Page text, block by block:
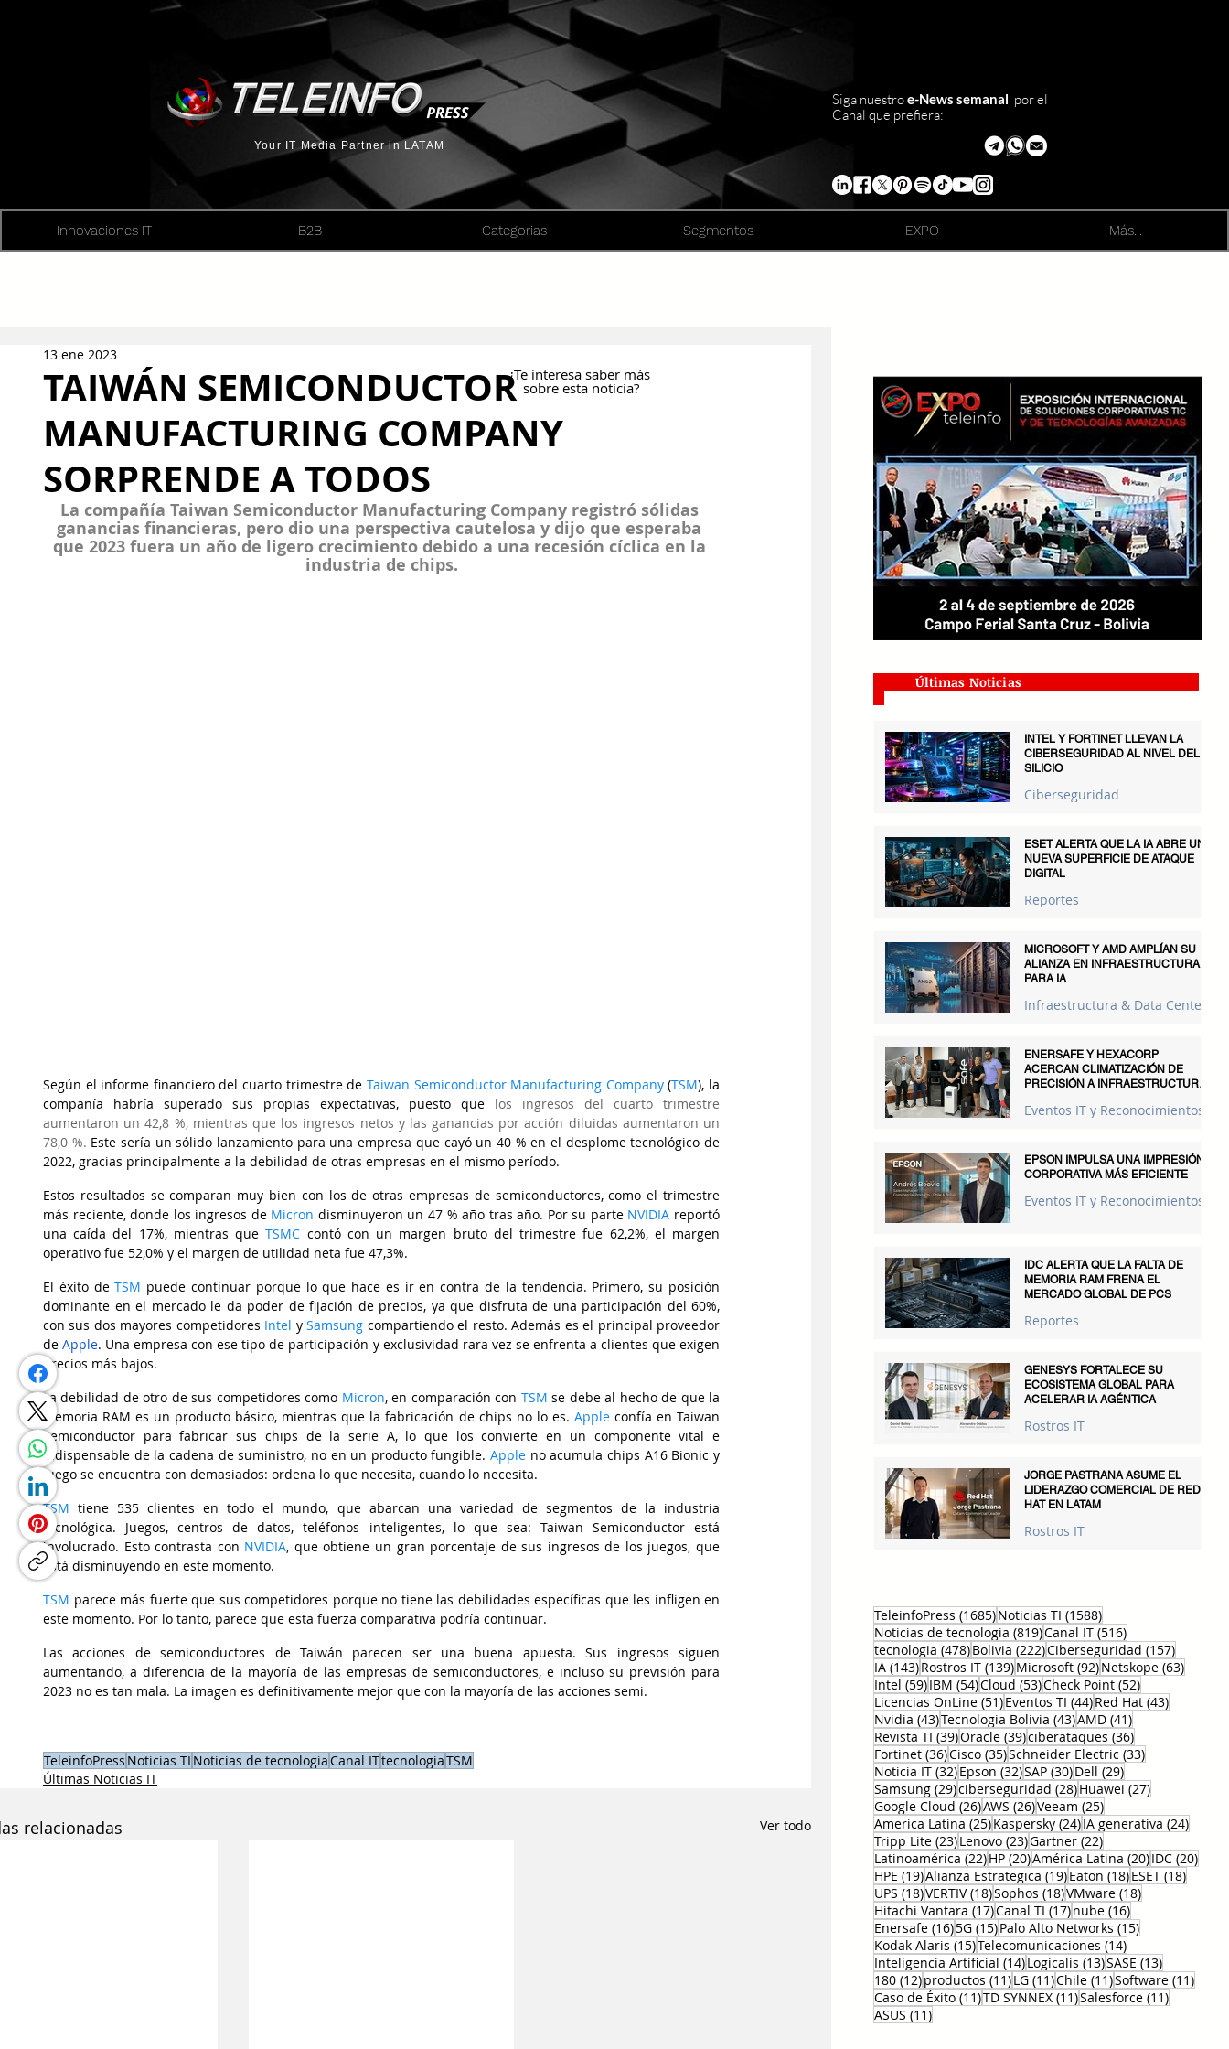
Your IT Media Partner in LATAM
Siga nuestroe-News semanal por el
Canal que prefiera:
Innovaciones IT B2B Categorias Segmentos EXPO Más...
TAIWÁN SEMICONDUCTOR
MANUFACTURING COMPANY
SORPRENDE A TODOS
13 ene 2023
La compañía Taiwan Semiconductor Manufacturing Company registró sólidas
ganancias financieras, pero dio una perspectiva cautelosa y dijo que esperaba
que 2023 fuera un año de ligero crecimiento debido a una recesión cíclica en la
industria de chips.
Según el informe financiero del cuarto trimestre de Taiwan Semiconductor Manufacturing Company (TSM), la
compañía habría superado sus propias expectativas, puesto que los ingresos del cuarto trimestre
aumentaron un 42,8 %, mientras que los ingresos netos y las ganancias por acción diluidas aumentaron un
78,0 %. Este sería un sólido lanzamiento para una empresa que cayó un 40 % en el desplome tecnológico de
2022, gracias principalmente a la debilidad de otras empresas en el mismo período.
Estos resultados se comparan muy bien con los de otras empresas de semiconductores, como el trimestre
más reciente, donde los ingresos de Micron disminuyeron un 47 % año tras año. Por su parte NVIDIA reportó
una caída del 17%, mientras que TSMC contó con un margen bruto del trimestre fue 62,2%, el margen
operativo fue 52,0% y el margen de utilidad neta fue 47,3%.
El éxito de TSM puede continuar porque lo que hace es ir en contra de la tendencia. Primero, su posición
dominante en el mercado le da poder de fijación de precios, ya que disfruta de una participación del 60%,
con sus dos mayores competidores Intel y Samsung compartiendo el resto. Además es el principal proveedor
de Apple. Una empresa con ese tipo de participación y exclusividad rara vez se enfrenta a clientes que exigen
precios más bajos.
La debilidad de otro de sus competidores como Micron, en comparación con TSM se debe al hecho de que la
memoria RAM es un producto básico, mientras que la fabricación de chips no lo es. Apple confía en Taiwan
Semiconductor para fabricar sus chips de la serie A, lo que los convierte en un componente vital e
indispensable de la cadena de suministro, no en un producto fungible. Apple no acumula chips A16 Bionic y
luego se encuentra con demasiados: ordena lo que necesita, cuando lo necesita.
TSM tiene 535 clientes en todo el mundo, que abarcan una variedad de segmentos de la industria
tecnológica. Juegos, centros de datos, teléfonos inteligentes, lo que sea: Taiwan Semiconductor está
involucrado. Esto contrasta con NVIDIA, que obtiene un gran porcentaje de sus ingresos de los juegos, que
está disminuyendo en este momento.
TSM parece más fuerte que sus competidores porque no tiene las debilidades específicas que les infligen en
este momento. Por lo tanto, parece que esta fuerza comparativa podría continuar.
Las acciones de semiconductores de Taiwán parecen ser una buena apuesta. Sus ingresos siguen
aumentando, a diferencia de la mayoría de las empresas de semiconductores, e incluso su previsión para
2023 no es tan mala. La imagen es definitivamente mejor que con la mayoría de las acciones semi.
TeleinfoPress Noticias TI Noticias de tecnologiaCanal ITtecnologiaTSM
Últimas Noticias IT
relacionadas Ver todo
¿Te interesa saber más
sobre esta noticia?
Últimas Noticias
INTEL Y FORTINET LLEVAN LA
CIBERSEGURIDAD AL NIVEL DEL
SILICIO
Ciberseguridad
ESET ALERTA QUE LA IA ABRE UNA
NUEVA SUPERFICIE DE ATAQUE
DIGITAL
Reportes
MICROSOFT Y AMD AMPLÍAN SU
ALIANZA EN INFRAESTRUCTURA
PARA IA
Infraestructura & Data Centers
ENERSAFE Y HEXACORP
ACERCAN CLIMATIZACIÓN DE
PRECISIÓN A INFRAESTRUCTURAS
Eventos IT y Reconocimientos
EPSON IMPULSA UNA IMPRESIÓN
CORPORATIVA MÁS EFICIENTE
Eventos IT y Reconocimientos
IDC ALERTA QUE LA FALTA DE
MEMORIA RAM FRENA EL
MERCADO GLOBAL DE PCS
Reportes
GENESYS FORTALECE SU
ECOSISTEMA GLOBAL PARA
ACELERAR IA AGÉNTICA
Rostros IT
JORGE PASTRANA ASUME EL
LIDERAZGO COMERCIAL DE RED
HAT EN LATAM
Rostros IT
TeleinfoPress (1685)1685 entradas
Noticias TI (1588)1588 entradas
Noticias de tecnologia (819)819 entradas
Canal IT (516)516 entradas
tecnologia (478)478 entradas
Bolivia (222)222 entradas
Ciberseguridad (157)157
IA (143)143 entradas
Rostros IT (139)139 entradas
Microsoft (92)92 entradas
Netskope (63)63
Intel (59)59 entradas
IBM (54)54 entradas
Cloud (53)53 entradas
Check Point (52)52 entradas
Licencias OnLine (51)51 entradas
Eventos TI (44)44 entradas
Red Hat (43)43
Nvidia (43)43 entradas
Tecnologia Bolivia (43)43 entradas
AMD (41)41 entradas
Revista TI (39)39 entradas
Oracle (39)39 entradas
ciberataques (36)36 entradas
Fortinet (36)36 entradas
Cisco (35)35 entradas
Schneider Electric (33)33 entradas
Noticia IT (32)32 entradas
Epson (32)32 entradas
SAP (30)30 entradas
Dell (29)29 entradas
Samsung (29)29 entradas
ciberseguridad (28)28 entradas
Huawei (27)27 entradas
Google Cloud (26)26 entradas
AWS (26)26 entradas
Veeam (25)25 entradas
America Latina (25)25 entradas
Kaspersky (24)24 entradas
IA generativa (24)24
Tripp Lite (23)23 entradas
Lenovo (23)23 entradas
Gartner (22)22 entradas
Latinoamérica (22)22 entradas
HP (20)20 entradas
América Latina (20)20 entradas
IDC (20)20
HPE (19)19 entradas
Alianza Estrategica (19)19 entradas
Eaton (18)18 entradas
ESET (18)18
UPS (18)18 entradas
VERTIV (18)18 entradas
Sophos (18)18 entradas
VMware (18)18 entradas
Hitachi Vantara (17)17 entradas
Canal TI (17)17 entradas
nube (16)16 entradas
Enersafe (16)16 entradas
5G (15)15 entradas
Palo Alto Networks (15)15 entradas
Kodak Alaris (15)15 entradas
Telecomunicaciones (14)14 entradas
Inteligencia Artificial (14)14 entradas
Logicalis (13)13 entradas
SASE (13)13
180 (12)12 entradas
productos (11)11 entradas
LG (11)11 entradas
Chile (11)11 entradas
Software (11)11
Caso de Éxito (11)11 entradas
TD SYNNEX (11)11 entradas
Salesforce (11)11
ASUS (11)11 entradas